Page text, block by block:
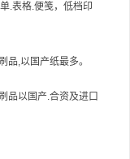
.表格.便笺，低档印
品,以国产纸最多。
品以国产.合资及进口